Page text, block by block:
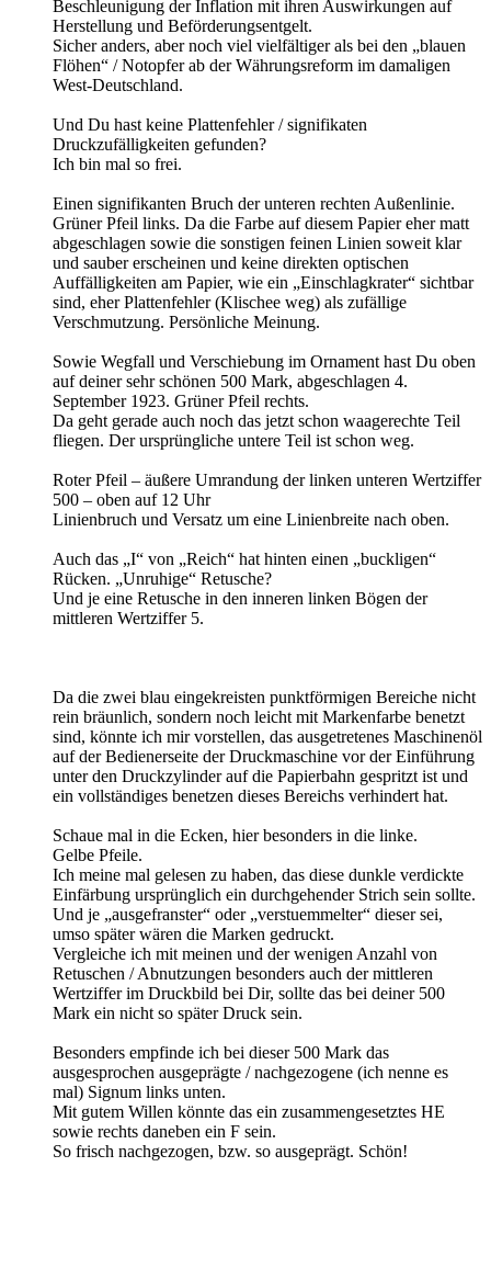
Beschleunigung der Inflation mit ihren Auswirkungen auf
Herstellung und Beförderungsentgelt.
Sicher anders, aber noch viel vielfältiger als bei den „blauen
Flöhen“ / Notopfer ab der Währungsreform im damaligen
West-Deutschland.
Und Du hast keine Plattenfehler / signifikaten
Druckzufälligkeiten gefunden?
Ich bin mal so frei.
Einen signifikanten Bruch der unteren rechten Außenlinie.
Grüner Pfeil links. Da die Farbe auf diesem Papier eher matt
abgeschlagen sowie die sonstigen feinen Linien soweit klar
und sauber erscheinen und keine direkten optischen
Auffälligkeiten am Papier, wie ein „Einschlagkrater“ sichtbar
sind, eher Plattenfehler (Klischee weg) als zufällige
Verschmutzung. Persönliche Meinung.
Sowie Wegfall und Verschiebung im Ornament hast Du oben
auf deiner sehr schönen 500 Mark, abgeschlagen 4.
September 1923. Grüner Pfeil rechts.
Da geht gerade auch noch das jetzt schon waagerechte Teil
fliegen. Der ursprüngliche untere Teil ist schon weg.
Roter Pfeil – äußere Umrandung der linken unteren Wertziffer
500 – oben auf 12 Uhr
Linienbruch und Versatz um eine Linienbreite nach oben.
Auch das „I“ von „Reich“ hat hinten einen „buckligen“
Rücken. „Unruhige“ Retusche?
Und je eine Retusche in den inneren linken Bögen der
mittleren Wertziffer 5.
Da die zwei blau eingekreisten punktförmigen Bereiche nicht
rein bräunlich, sondern noch leicht mit Markenfarbe benetzt
sind, könnte ich mir vorstellen, das ausgetretenes Maschinenöl
auf der Bedienerseite der Druckmaschine vor der Einführung
unter den Druckzylinder auf die Papierbahn gespritzt ist und
ein vollständiges benetzen dieses Bereichs verhindert hat.
Schaue mal in die Ecken, hier besonders in die linke.
Gelbe Pfeile.
Ich meine mal gelesen zu haben, das diese dunkle verdickte
Einfärbung ursprünglich ein durchgehender Strich sein sollte.
Und je „ausgefranster“ oder „verstuemmelter“ dieser sei,
umso später wären die Marken gedruckt.
Vergleiche ich mit meinen und der wenigen Anzahl von
Retuschen / Abnutzungen besonders auch der mittleren
Wertziffer im Druckbild bei Dir, sollte das bei deiner 500
Mark ein nicht so später Druck sein.
Besonders empfinde ich bei dieser 500 Mark das
ausgesprochen ausgeprägte / nachgezogene (ich nenne es
mal) Signum links unten.
Mit gutem Willen könnte das ein zusammengesetztes HE
sowie rechts daneben ein F sein.
So frisch nachgezogen, bzw. so ausgeprägt. Schön!